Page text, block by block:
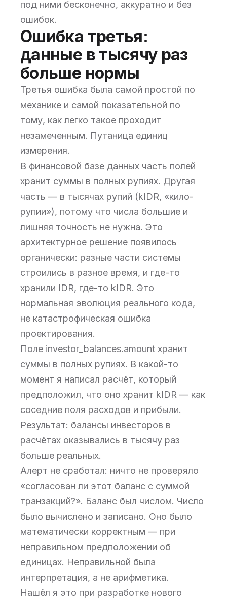
под ними бесконечно, аккуратно и без
ошибок.
Ошибка третья:
данные в тысячу раз
больше нормы
Третья ошибка была самой простой по
механике и самой показательной по
тому, как легко такое проходит
незамеченным. Путаница единиц
измерения.
В финансовой базе данных часть полей
хранит суммы в полных рупиях. Другая
часть — в тысячах рупий (kIDR, «кило-
рупии»), потому что числа большие и
лишняя точность не нужна. Это
архитектурное решение появилось
органически: разные части системы
строились в разное время, и где-то
хранили IDR, где-то kIDR. Это
нормальная эволюция реального кода,
не катастрофическая ошибка
проектирования.
Поле investor_balances.amount хранит
суммы в полных рупиях. В какой-то
момент я написал расчёт, который
предположил, что оно хранит kIDR — как
соседние поля расходов и прибыли.
Результат: балансы инвесторов в
расчётах оказывались в тысячу раз
больше реальных.
Алерт не сработал: ничто не проверяло
«согласован ли этот баланс с суммой
транзакций?». Баланс был числом. Число
было вычислено и записано. Оно было
математически корректным — при
неправильном предположении об
единицах. Неправильной была
интерпретация, а не арифметика.
Нашёл я это при разработке нового